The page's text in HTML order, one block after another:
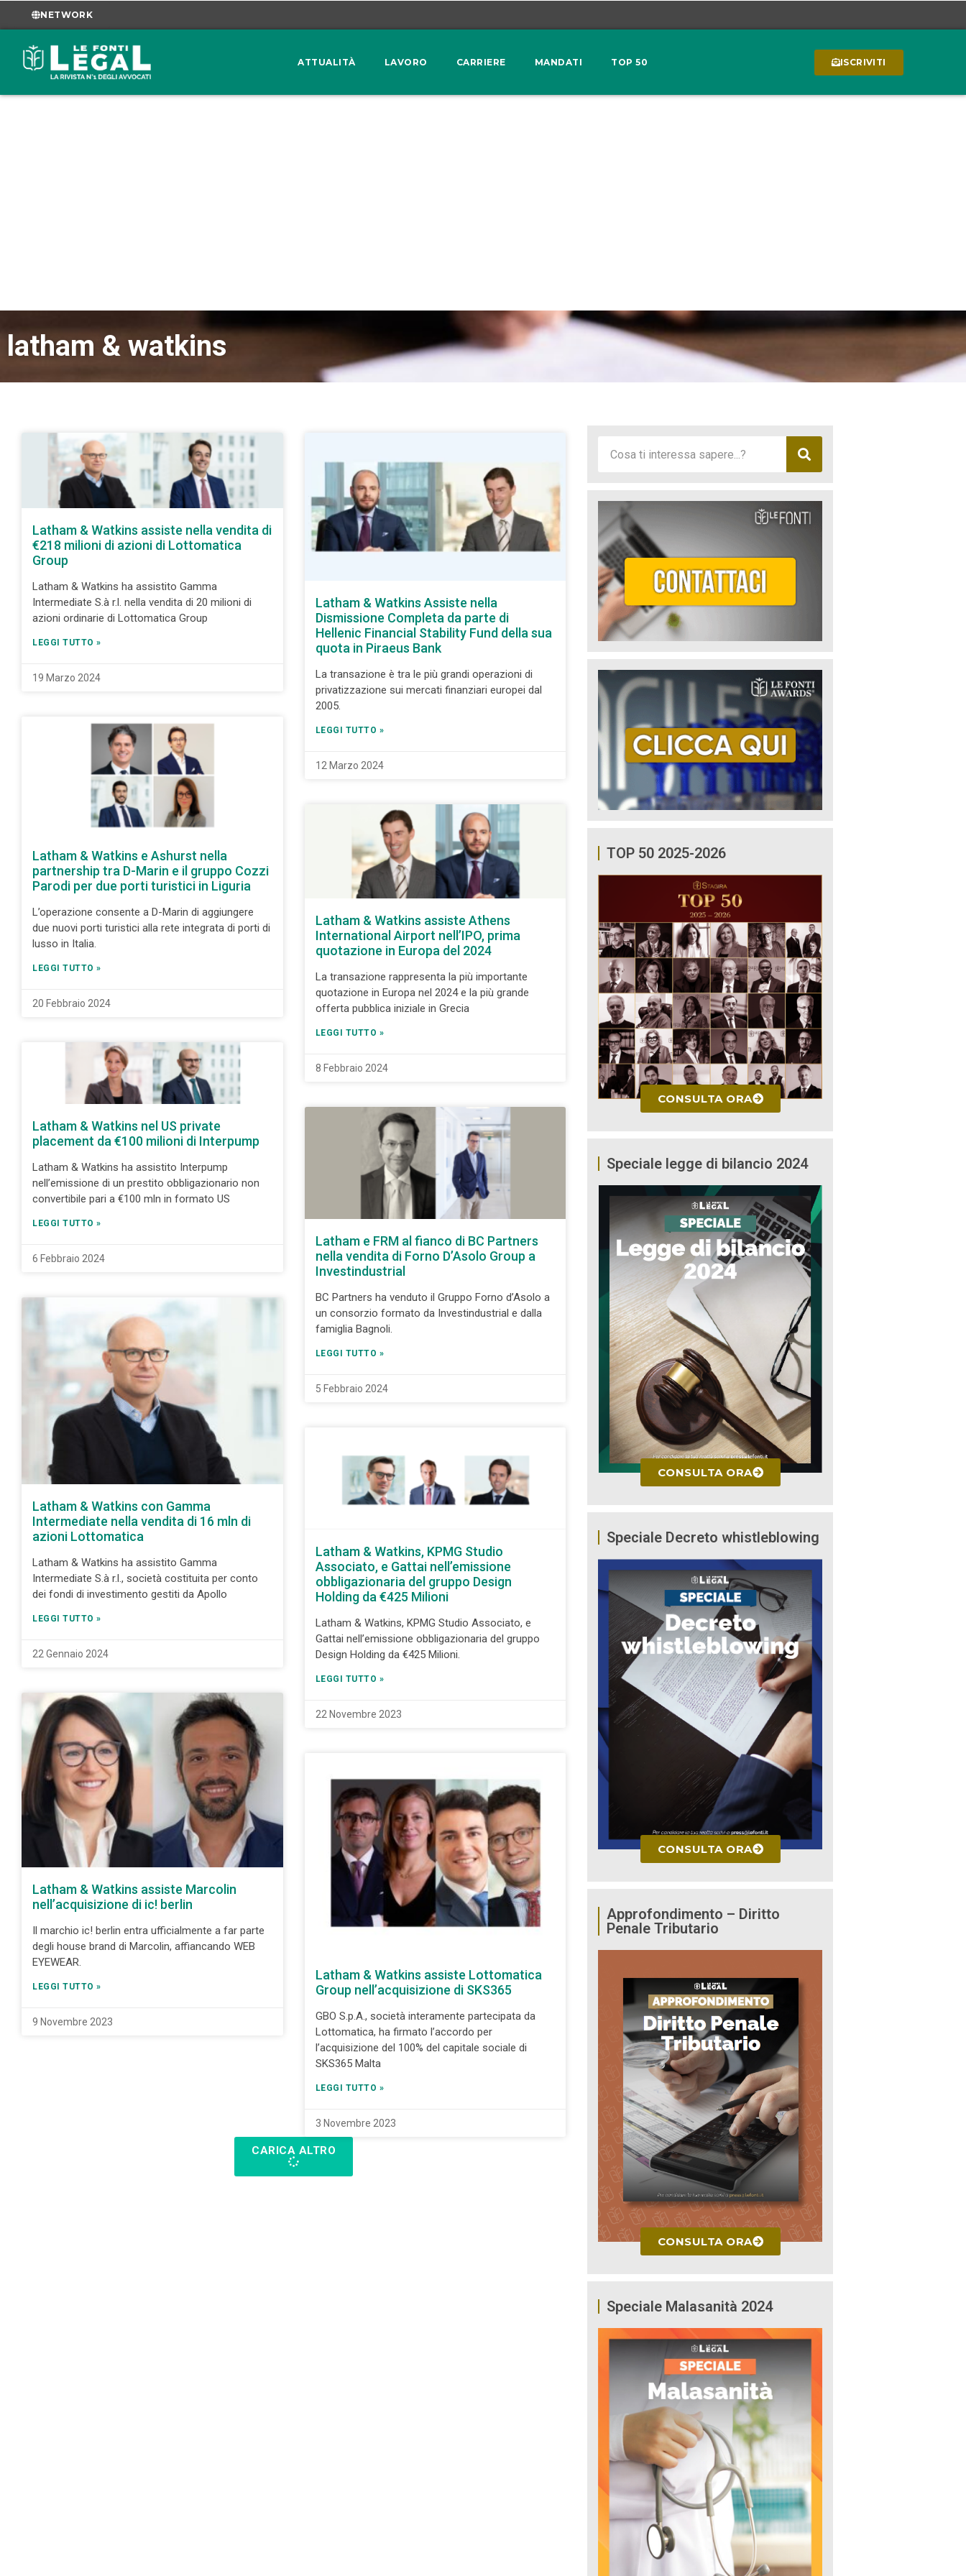
NETWORK
ATTUALITÀ LAVORO CARRIERE MANDATI TOP 50 ISCRIVITI
latham & watkins
Latham & Watkins assiste nella vendita di
€218 milioni di azioni di Lottomatica
Group
Latham & Watkins ha assistito Gamma
Intermediate S.à r.l. nella vendita di 20 milioni di
azioni ordinarie di Lottomatica Group
LEGGI TUTTO »
19 Marzo 2024
Latham & Watkins Assiste nella
Dismissione Completa da parte di
Hellenic Financial Stability Fund della sua
quota in Piraeus Bank
La transazione è tra le più grandi operazioni di
privatizzazione sui mercati finanziari europei dal
2005.
LEGGI TUTTO »
12 Marzo 2024
Latham & Watkins e Ashurst nella
partnership tra D-Marin e il gruppo Cozzi
Parodi per due porti turistici in Liguria
L’operazione consente a D-Marin di aggiungere
due nuovi porti turistici alla rete integrata di porti di
lusso in Italia.
LEGGI TUTTO »
20 Febbraio 2024
Latham & Watkins assiste Athens
International Airport nell’IPO, prima
quotazione in Europa del 2024
La transazione rappresenta la più importante
quotazione in Europa nel 2024 e la più grande
offerta pubblica iniziale in Grecia
LEGGI TUTTO »
8 Febbraio 2024
Latham & Watkins nel US private
placement da €100 milioni di Interpump
Latham & Watkins ha assistito Interpump
nell’emissione di un prestito obbligazionario non
convertibile pari a €100 mln in formato US
LEGGI TUTTO »
6 Febbraio 2024
Latham e FRM al fianco di BC Partners
nella vendita di Forno D’Asolo Group a
Investindustrial
BC Partners ha venduto il Gruppo Forno d’Asolo a
un consorzio formato da Investindustrial e dalla
famiglia Bagnoli.
LEGGI TUTTO »
5 Febbraio 2024
Latham & Watkins con Gamma
Intermediate nella vendita di 16 mln di
azioni Lottomatica
Latham & Watkins ha assistito Gamma
Intermediate S.à r.l., società costituita per conto
dei fondi di investimento gestiti da Apollo
LEGGI TUTTO »
22 Gennaio 2024
Latham & Watkins, KPMG Studio
Associato, e Gattai nell’emissione
obbligazionaria del gruppo Design
Holding da €425 Milioni
Latham & Watkins, KPMG Studio Associato, e
Gattai nell’emissione obbligazionaria del gruppo
Design Holding da €425 Milioni.
LEGGI TUTTO »
22 Novembre 2023
Latham & Watkins assiste Marcolin
nell’acquisizione di ic! berlin
Il marchio ic! berlin entra ufficialmente a far parte
degli house brand di Marcolin, affiancando WEB
EYEWEAR.
LEGGI TUTTO »
9 Novembre 2023
Latham & Watkins assiste Lottomatica
Group nell’acquisizione di SKS365
GBO S.p.A., società interamente partecipata da
Lottomatica, ha firmato l’accordo per
l’acquisizione del 100% del capitale sociale di
SKS365 Malta
LEGGI TUTTO »
3 Novembre 2023
CARICA ALTRO
TOP 50 2025-2026
CONSULTA ORA
Speciale legge di bilancio 2024
CONSULTA ORA
Speciale Decreto whistleblowing
CONSULTA ORA
Approfondimento – Diritto
Penale Tributario
CONSULTA ORA
Speciale Malasanità 2024